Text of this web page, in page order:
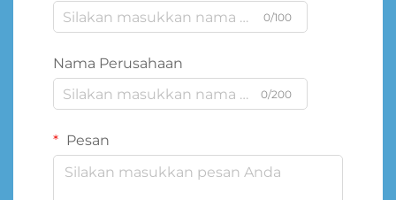
0/100
Nama Perusahaan
0/200
Pesan